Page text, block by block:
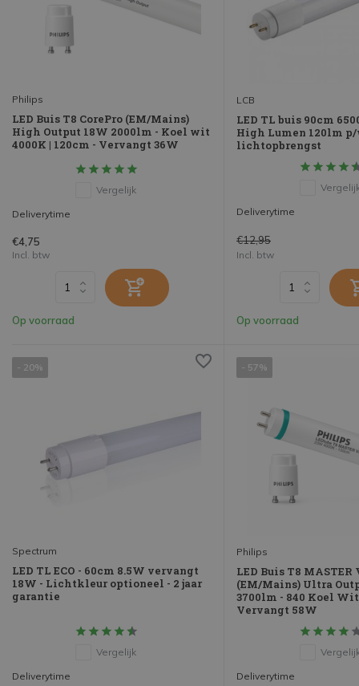
Philips
LED Buis T8 CorePro (EM/Mains)
High Output 18W 2000lm - Koel wit
4000K | 120cm - Vervangt 36W
Vergelijk
Deliverytime
€4,75
Incl. btw
Op voorraad
LCB
LED TL buis 90cm
High Lumen 120lm p/
lichtopbrengst
Deliverytime
€12,95
Incl. btw
Op voorraad
- 20%
Spectrum
LED TL ECO - 60cm 8.5W vervangt
18W - Lichtkleur optioneel - 2 jaar
garantie
Vergelijk
Deliverytime
- 57%
Philips
LED Buis T8 MASTER
(EM/Mains) Ultra
3700lm - 840 Koel Wit
Vervangt 58W
Deliverytime